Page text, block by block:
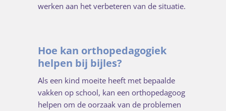
werken aan het verbeteren van de situatie.
Hoe kan orthopedagogiek
helpen bij bijles?
Als een kind moeite heeft met bepaalde
vakken op school, kan een orthopedagoog
helpen om de oorzaak van de problemen